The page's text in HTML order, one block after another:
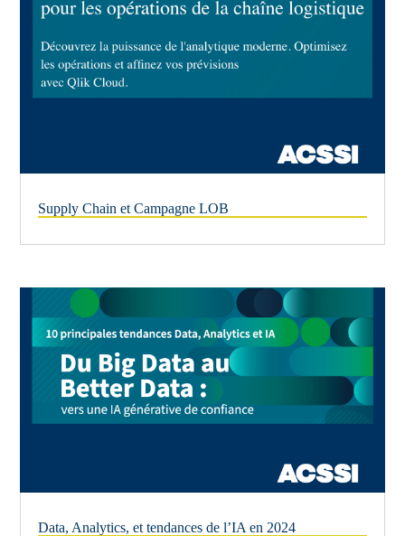
Supply Chain et Campagne LOB
Data, Analytics, et tendances de l’IA en 2024